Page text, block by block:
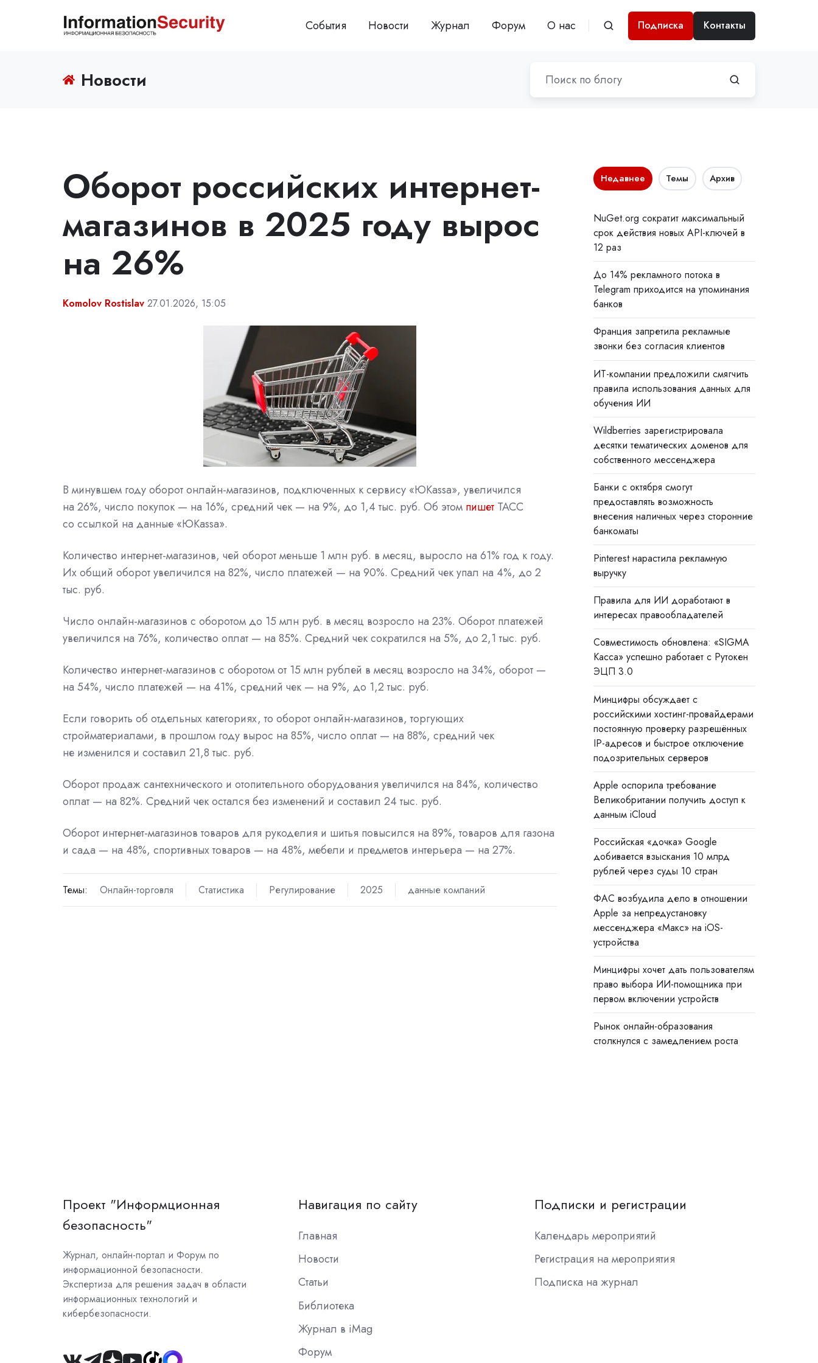
События Новости Журнал Форум О нас Подписка Контакты
Новости
Оборот российских интернет-
магазинов в 2025 году вырос
на 26%
Komolov Rostislav 27.01.2026, 15:05
В минувшем году оборот онлайн-магазинов, подключенных к сервису «ЮKassa», увеличился
на 26%, число покупок — на 16%, средний чек — на 9%, до 1,4 тыс. руб. Об этом пишет ТАСС
со ссылкой на данные «ЮKassa».
Количество интернет-магазинов, чей оборот меньше 1 млн руб. в месяц, выросло на 61% год к году.
Их общий оборот увеличился на 82%, число платежей — на 90%. Средний чек упал на 4%, до 2
тыс. руб.
Число онлайн-магазинов с оборотом до 15 млн руб. в месяц возросло на 23%. Оборот платежей
увеличился на 76%, количество оплат — на 85%. Средний чек сократился на 5%, до 2,1 тыс. руб.
Количество интернет-магазинов с оборотом от 15 млн рублей в месяц возросло на 34%, оборот —
на 54%, число платежей — на 41%, средний чек — на 9%, до 1,2 тыс. руб.
Если говорить об отдельных категориях, то оборот онлайн-магазинов, торгующих
стройматериалами, в прошлом году вырос на 85%, число оплат — на 88%, средний чек
не изменился и составил 21,8 тыс. руб.
Оборот продаж сантехнического и отопительного оборудования увеличился на 84%, количество
оплат — на 82%. Средний чек остался без изменений и составил 24 тыс. руб.
Оборот интернет-магазинов товаров для рукоделия и шитья повысился на 89%, товаров для газона
и сада — на 48%, спортивных товаров — на 48%, мебели и предметов интерьера — на 27%.
Темы: Онлайн-торговля Статистика Регулирование 2025 данные компаний
Недавнее Темы Архив
NuGet.org сократит максимальный
срок действия новых API-ключей в
12 раз
До 14% рекламного потока в
Telegram приходится на упоминания
банков
Франция запретила рекламные
звонки без согласия клиентов
ИТ-компании предложили смягчить
правила использования данных для
обучения ИИ
Wildberries зарегистрировала
десятки тематических доменов для
собственного мессенджера
Банки с октября смогут
предоставлять возможность
внесения наличных через сторонние
банкоматы
Pinterest нарастила рекламную
выручку
Правила для ИИ доработают в
интересах правообладателей
Совместимость обновлена: «SIGMA
Касса» успешно работает с Рутокен
ЭЦП 3.0
Минцифры обсуждает с
российскими хостинг-провайдерами
постоянную проверку разрешённых
IP-адресов и быстрое отключение
подозрительных серверов
Apple оспорила требование
Великобритании получить доступ к
данным iCloud
Российская «дочка» Google
добивается взыскания 10 млрд
рублей через суды 10 стран
ФАС возбудила дело в отношении
Apple за непредустановку
мессенджера «Макс» на iOS-
устройства
Минцифры хочет дать пользователям
право выбора ИИ-помощника при
первом включении устройств
Рынок онлайн-образования
столкнулся с замедлением роста
Проект "Информционная
безопасность"
Журнал, онлайн-портал и Форум по
информационной безопасности.
Экспертиза для решения задач в области
информационных технологий и
кибербезопасности.
Навигация по сайту
Главная
Новости
Статьи
Библиотека
Журнал в iMag
Форум
Подписки и регистрации
Календарь мероприятий
Регистрация на мероприятия
Подписка на журнал